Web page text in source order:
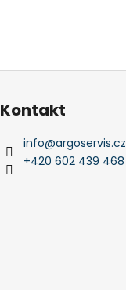
Kontakt
info@argoservis.cz
+420 602 439 468